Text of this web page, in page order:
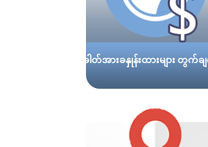
ဓါတ်အားခနှုန်းထားများ တွက်ခ